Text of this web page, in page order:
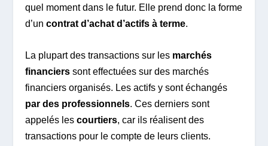
quel moment dans le futur. Elle prend donc la forme
d’uncontrat d’achat d’actifs à terme.
La plupart des transactions sur les marchés
financiers sont effectuées sur des marchés
financiers organisés. Les actifs y sont échangés
par des professionnels. Ces derniers sont
appelés lescourtiers, car ils réalisent des
transactions pour le compte de leurs clients.